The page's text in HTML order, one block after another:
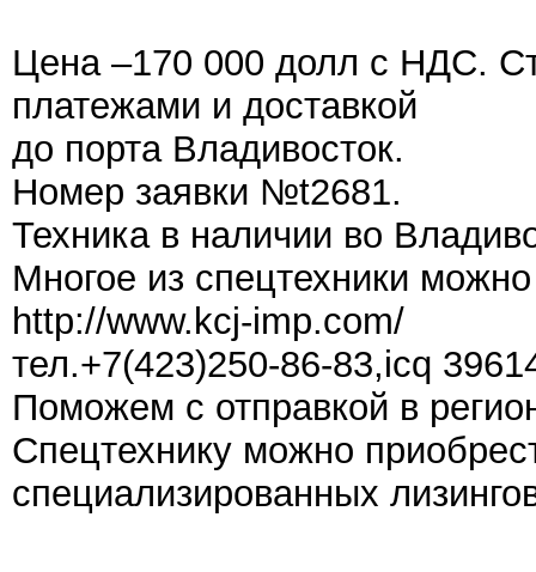
Цена –170 000 долл с НДС.
платежами и доставкой
до порта Владивосток.
Номер заявки №t2681.
Техника в наличии во
Многое из спецтехники
http://www.kcj-imp.com/
тел.+7(423)250-86-83,icq
Поможем с отправкой в
Спецтехнику можно
специализированных